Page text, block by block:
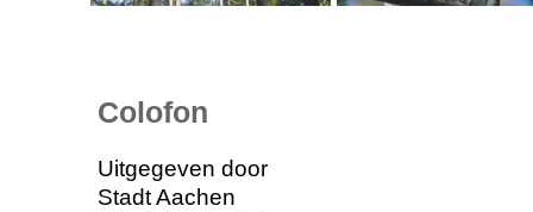
Colofon
Uitgegeven door
Stadt Aachen